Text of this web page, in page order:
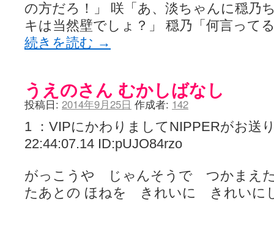
プンスコ！ 野依日和！ - 咲-Saki- / 小蒔「渚のあわあわダブリィレイ
Ethanの色々ゆるじゃん不敗神話 - 咲-Saki- / 哲学的に考えてみる園城
幸咲良し / コメ返しその他 (08:27)
咲の仮blog / 和ちゃん
すばらな人生 / 全国編終了！ ところで、すばら先輩はどれくらい出
ハッちゃんの四喜和 - 咲-Saki- / 咲-Saki-全国編 第13話 最終回かぁ
音楽と、人生と、 咲-saki-と。 - 咲-Saki- / こっそり休止、こっそり
ぐりーん哩 - 咲-Saki- / ネリー「ネリーはお金が要るの」
(15:00)
花鳥風月 - 咲-Saki- / やえたんイェイ～
電波天文学 - 咲-Saki- / BOOTH (15:19)
の方だろ！」 咲「あ、淡ちゃんに穏乃
キは当然壁でしょ？」 穏乃「何言って
続きを読む →
うえのさん むかしばなし
投稿日: 2014年9月25日 作成者: 142
1 ：VIPにかわりましてNIPPERがお送
22:44:07.14 ID:pUJO84rzo
がっこうや じゃんそうで つかまえ
たあとの ほねを きれいに きれい